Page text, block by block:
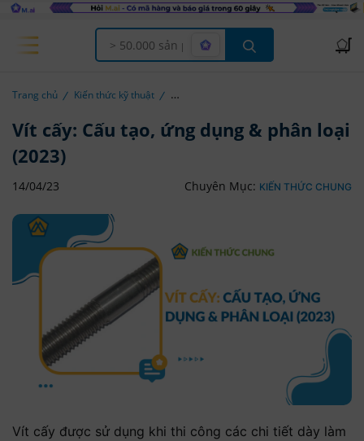
Offcanvas Menu Open
Trang chủ Kiến thức kỹ thuật
Vít cấy: Cấu tạo, ứng dụng & phân loại
(2023)
14/04/23 Chuyên Mục: KIẾN THỨC CHUNG
Vít cấy được sử dụng khi thi công các chi tiết dày làm